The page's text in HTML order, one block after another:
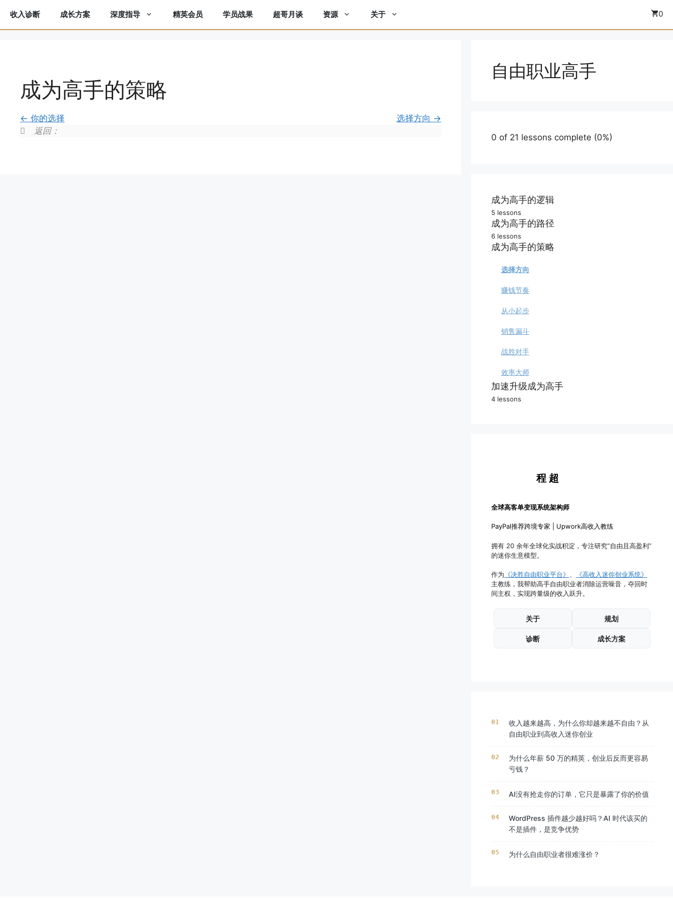
收入诊断 成长方案 深度指导 精英会员 学员战果 超哥月谈 资源 关于 0
成为高手的策略
你的选择
选择方向
返回：
自由职业高手
0 of 21 lessons complete (0%)
成为高手的逻辑
你的机会
时间价值
5 lessons
成为高手的路径
你的目标
理想模式
成长路径
积累资产
打败怪兽
你的选择
6 lessons
成为高手的策略
选择方向
赚钱节奏
从小起步
销售漏斗
战胜对手
效率大师
加速升级成为高手
4 lessons
程 超
全球高客单变现系统架构师
PayPal推荐跨境专家 | Upwork高收入教练
拥有 20 余年全球化实战积淀，专注研究“自由且高盈利”
的迷你生意模型。
作为 《决胜自由职业平台》
《高收入迷你创业系统》
主教练，我帮助高手自由职业者消除运营噪音，夺回时
间主权，实现跨量级的收入跃升。
关于 规划
诊断 成长方案
收入越来越高，为什么你却越来越不自由？从
自由职业到高收入迷你创业
为什么年薪 50 万的精英，创业后反而更容易
亏钱？
AI没有抢走你的订单，它只是暴露了你的价值
WordPress 插件越少越好吗？AI 时代该买的
不是插件，是竞争优势
为什么自由职业者很难涨价？